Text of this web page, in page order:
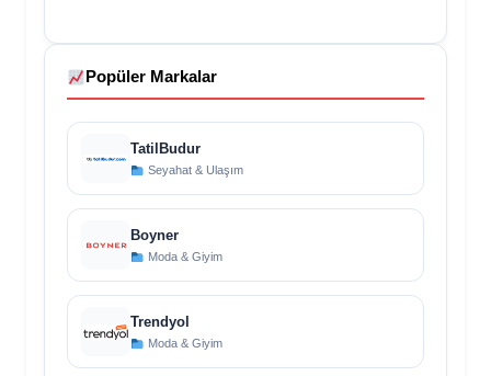
Popüler Markalar
TatilBudur
Seyahat & Ulaşım
Boyner
Moda & Giyim
Trendyol
Moda & Giyim